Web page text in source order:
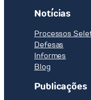
Notícias
Processos
Defesas
Informes
Blog
Publicações